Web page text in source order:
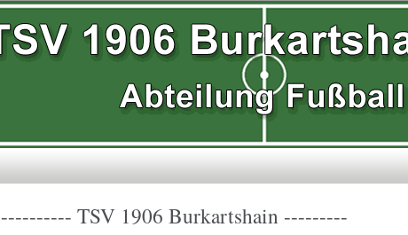
---------- TSV 1906 Burkartshain ---------